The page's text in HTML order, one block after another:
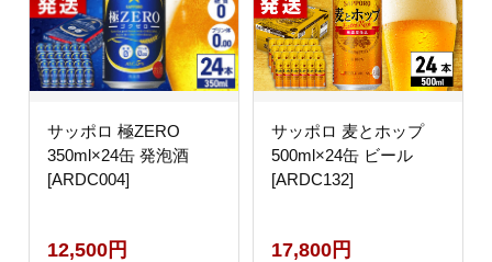
サッポロ 極ZERO
350ml×24缶 発泡酒
[ARDC004]
12,500円
サッポロ 麦とホップ
500ml×24缶 ビール
[ARDC132]
17,800円